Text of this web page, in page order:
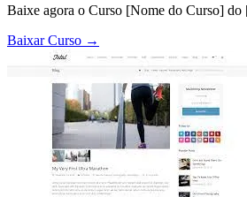
Baixe agora o Curso [Nome do Curso]
Baixar Curso →